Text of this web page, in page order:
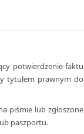
potwierdzenie faktu
tytułem prawnym do
piśmie lub zgłoszone
paszportu.